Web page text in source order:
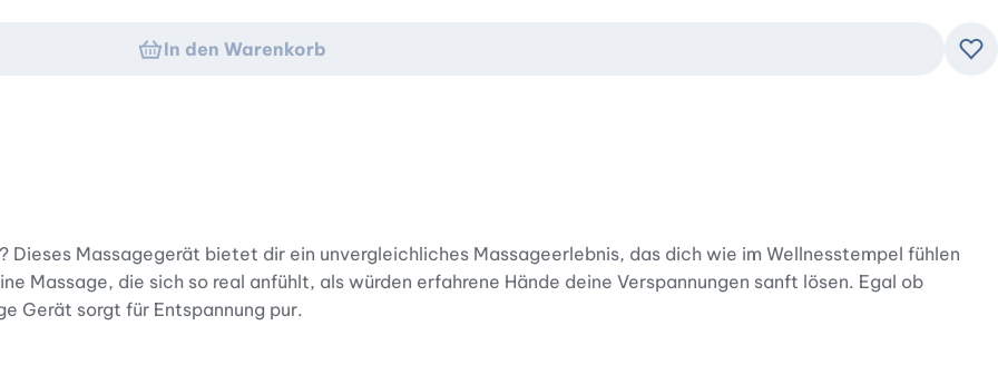
In den Warenkorb
Massagegerät bietet dir ein unvergleichliches Massageerlebnis, das dich wie im Wellnesstempel fühlen
Massage, die sich so real anfühlt, als würden erfahrene Hände deine Verspannungen sanft lösen. Egal ob
Gerät sorgt für Entspannung pur.